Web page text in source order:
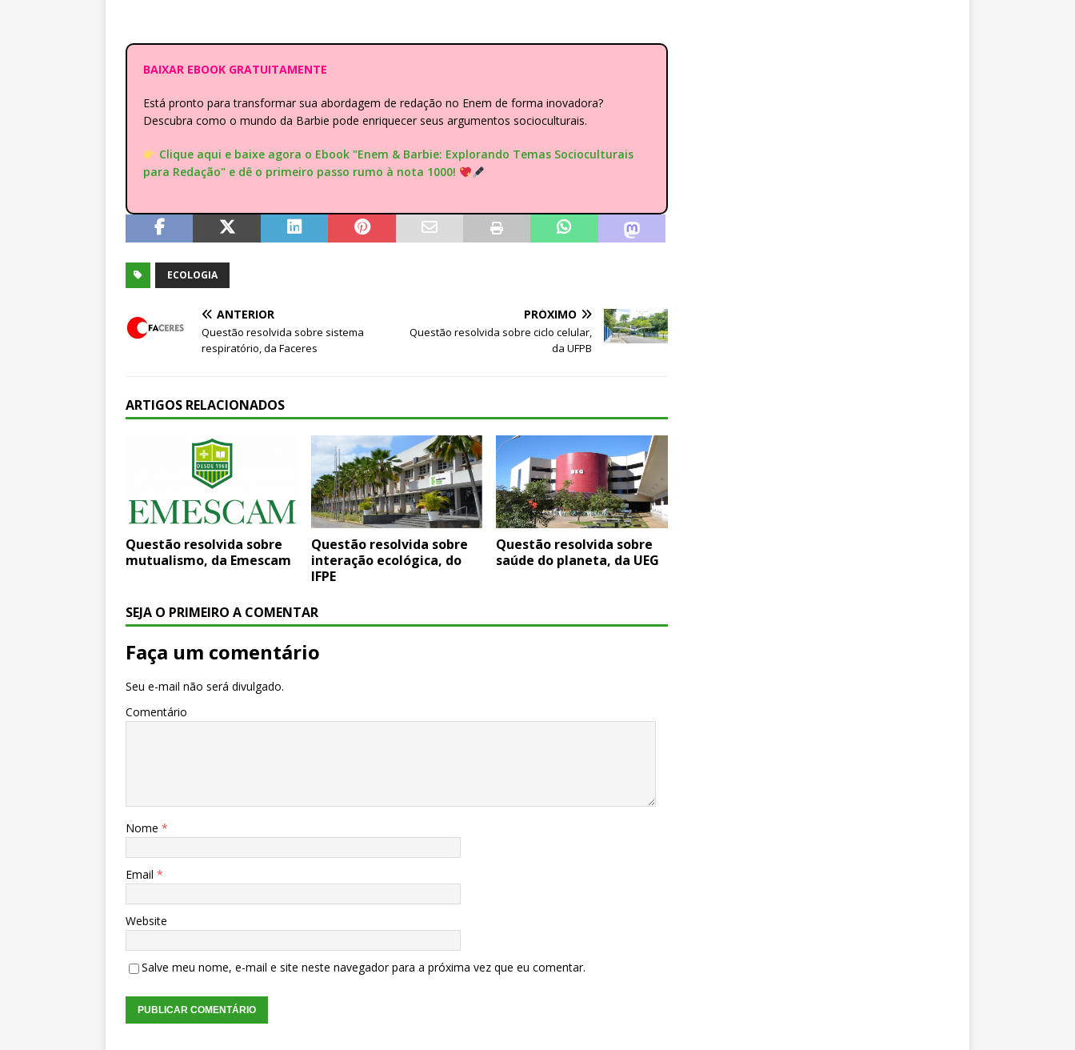
BAIXAR EBOOK GRATUITAMENTE
Está pronto para transformar sua abordagem de redação no Enem de forma inovadora?
Descubra como o mundo da Barbie pode enriquecer seus argumentos socioculturais.
Clique aqui e baixe agora o Ebook "Enem & Barbie: Explorando Temas Socioculturais
para Redação" e dê o primeiro passo rumo à nota 1000!
ECOLOGIA
ANTERIOR
Questão resolvida sobre sistema
respiratório, da Faceres
PRÓXIMO
Questão resolvida sobre ciclo celular,
da UFPB
ARTIGOS RELACIONADOS
Questão resolvida sobre
mutualismo, da Emescam
Questão resolvida sobre
interação ecológica, do
IFPE
Questão resolvida sobre
saúde do planeta, da UEG
SEJA O PRIMEIRO A COMENTAR
Faça um comentário
Seu e-mail não será divulgado.
Comentário
Nome *
Email *
Website
Salve meu nome, e-mail e site neste navegador para a próxima vez que eu comentar.